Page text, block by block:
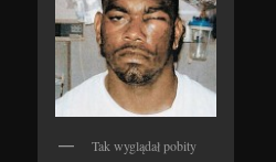
Tak wyglądał pobity